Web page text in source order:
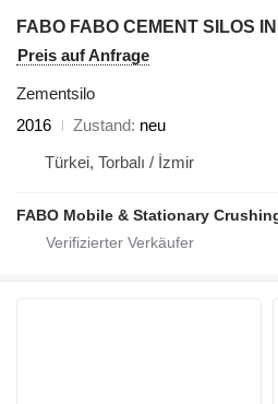
Preis auf Anfrage
Zementsilo
2016
Zustand neu
Türkei, Torbalı / İzmir